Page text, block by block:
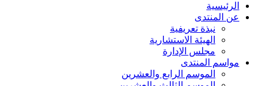
الرئيسية
عن المنتدى
نبذة تعريفية
الهيئة الاستشارية
مجلس الإدارة
مواسم المنتدى
الموسم الرابع والعشرين